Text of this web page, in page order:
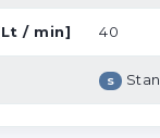
/ min] 40
S